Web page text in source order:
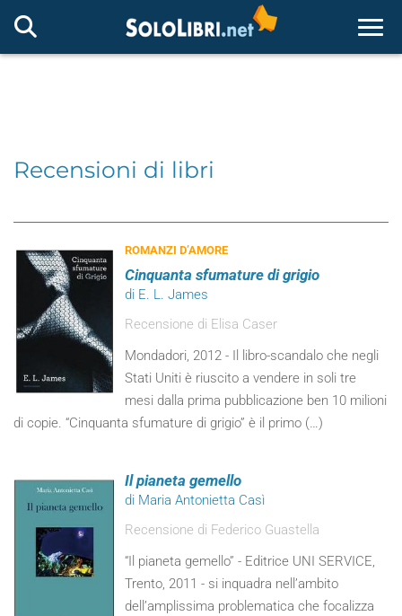
Recensioni di libri
ROMANZI D’AMORE
Cinquanta sfumature di grigio
di E. L. James
Recensione di Elisa Caser
Mondadori, 2012 - Il libro-scandalo che negli
Stati Uniti è riuscito a vendere in soli tre
mesi dalla prima pubblicazione ben 10 milioni
di copie. “Cinquanta sfumature di grigio” è il primo (…)
Il pianeta gemello
di Maria Antonietta Casì
Recensione di Federico Guastella
“Il pianeta gemello” - Editrice UNI SERVICE,
Trento, 2011 - si inquadra nell’ambito
dell’amplissima problematica che focalizza